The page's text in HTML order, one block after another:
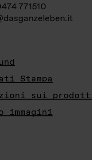
771510
Stampa
sui
immagini